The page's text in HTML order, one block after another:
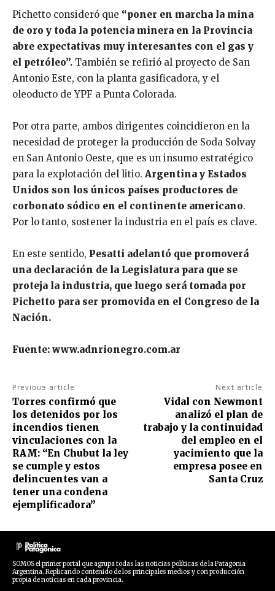
Pichetto consideró que “poner en marcha la mina
de oro y toda la potencia minera en la Provincia
abre expectativas muy interesantes con el gas y
el petróleo”. También se refirió al proyecto de San
Antonio Este, con la planta gasificadora, y el
oleoducto de YPF a Punta Colorada.
Por otra parte, ambos dirigentes coincidieron en la
necesidad de proteger la producción de Soda Solvay
en San Antonio Oeste, que es un insumo estratégico
para la explotación del litio. Argentina y Estados
Unidos son los únicos países productores de
corbonato sódico en el continente americano.
Por lo tanto, sostener la industria en el país es clave.
En este sentido, Pesatti adelantó que promoverá
una declaración de la Legislatura para que se
proteja la industria, que luego será tomada por
Pichetto para ser promovida en el Congreso de la
Nación.
Fuente: www.adnrionegro.com.ar
Previous article
Torres confirmó que
los detenidos por los
incendios tienen
vinculaciones con la
RAM: “En Chubut la ley
se cumple y estos
delincuentes van a
tener una condena
ejemplificadora”
Next article
Vidal con Newmont
analizó el plan de
trabajo y la continuidad
del empleo en el
yacimiento que la
empresa posee en
Santa Cruz
SOMOS el primer portal que agrupa todas las noticias políticas de la Patagonia
Argentina. Replicando contenido de los principales medios y con producción
propia de noticias en cada provincia.